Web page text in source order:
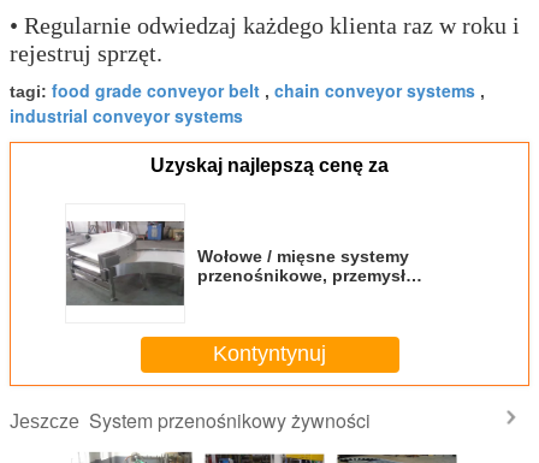
• Regularnie odwiedzaj każdego klienta raz w roku i
rejestruj sprzęt.
tagi: food grade conveyor belt , chain conveyor systems ,
industrial conveyor systems
Uzyskaj najlepszą cenę za
Wołowe / mięsne systemy
przenośnikowe, przemysł
Kontyntynuj
Jeszcze System przenośnikowy żywności